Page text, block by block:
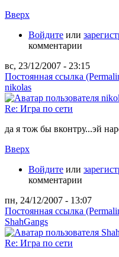
Вверх
Войдите или
комментарии
вс, 23/12/2007 - 23:15
Постоянная ссылка
nikolas
Re: Игра по сети
да я тож бы вконтру...эй
Вверх
Войдите или
комментарии
пн, 24/12/2007 - 13:07
Постоянная ссылка
ShahGangs
Re: Игра по сети